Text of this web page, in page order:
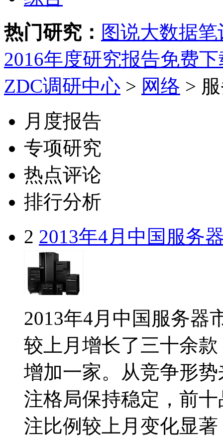
热门研究： 图说大数据笔
2016年度研究报告免费
ZDC调研中心 > 网络 >
月度报告
专项研究
热点评论
排行分析
2 2013年4月中国服务
2013年4月中国服务器
较上月增长了三十余
增加一家。从竞争形
注格局保持稳定，前
注比例较上月变化显